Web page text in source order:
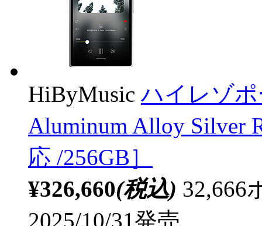
HiByMusic ハイレゾ
Aluminum Alloy Silver
応 /256GB］
¥326,660(税込) 32,666
2025/10/31発売